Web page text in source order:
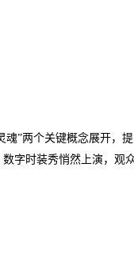
”两个关键概念展开，
字时装秀悄然上演，观